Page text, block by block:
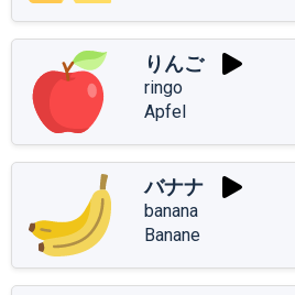
りんご
ringo
Apfel
バナナ
banana
Banane